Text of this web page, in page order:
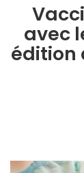
avec
édition